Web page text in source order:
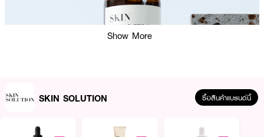
Show More
SKIN SOLUTION ซื้อสินค้าแบรนด์นี้